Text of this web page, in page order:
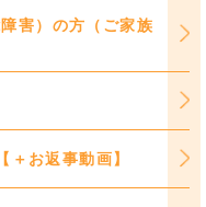
害）の方（ご家族
お返事動画】